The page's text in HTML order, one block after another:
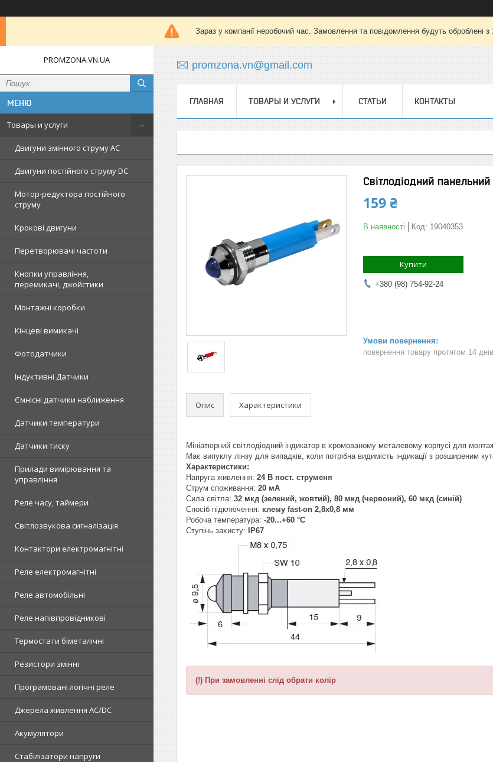
Зараз у компанії неробочий час. Замовлення та повідомлення будуть оброблені
PROMZONA.VN.UA
Товары и услуги
Двигуни змінного струму AC
Двигуни постійного струму DC
Мотор-редуктора постійного
струму
Крокові двигуни
Перетворювачі частоти
Кнопки управління,
перемикачі, джойстики
Монтажні коробки
Кінцеві вимикачі
Фотодатчики
Індуктивні Датчики
Ємнісні датчики наближення
Датчики температури
Датчики тиску
Прилади вимірювання та
управління
Реле часу, таймери
Світлозвукова сигналізація
Контактори електромагнітні
Реле електромагнітні
Реле автомобільні
Реле напівпровідникові
Термостати біметалічні
Резистори змінні
Програмовані логічні реле
Джерела живлення AC/DC
Акумулятори
Стабілізатори напруги
promzona.vn@gmail.com
ГЛАВНАЯ ТОВАРЫ И УСЛУГИ СТАТЬИ КОНТАКТЫ
Світлодіодний
159 ₴
В наявності Код: 19040353
Купити
+380 (98) 754-92-24
повернення товару протягом 14 днів
Опис Характеристики
Мініатюрний світлодіодний індикатор в хромованому металевому корпусі для
Має випуклу лінзу для випадків, коли потрібна видимість індикації з розширеним
Характеристики:
Напруга живлення: 24 В пост. струменя
Струм споживання: 20 мА
Сила світла: 32 мкд (зелений, жовтий), 80 мкд (червоний), 60 мкд (синій)
Спосіб підключення: клему fast-on 2,8x0,8 мм
Робоча температура: -20...+60 °C
Ступінь захисту: IP67
(!) При замовленні слід обрати колір